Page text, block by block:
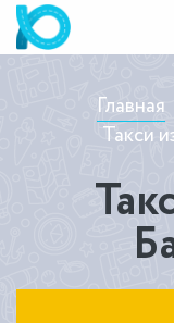
Главная
Такси